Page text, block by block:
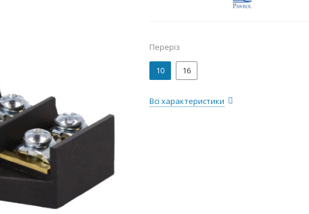
Переріз
10 16
Всі характеристики